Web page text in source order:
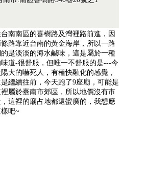
南南區的喜樹路及灣裡路前進，因
路靠近台南的黃金海岸，所以一路
的是淡淡的海水鹹味，這是屬於一種
道-很舒服，但唯一不舒服的是---今
大的嚇死人，有種快融化的感覺，
繼續往前，今天跑了9座廟，可能是
屬於臺南市郊區，所以地價沒有市
，這裡的廟占地都還蠻廣的，我想應
吧~